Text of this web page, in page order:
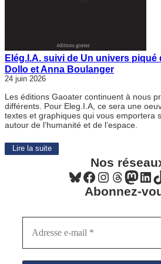
Elég.I.A. suivi de Un univers
Dollo et Anna Boulanger
24 juin 2026
Les éditions Gaoater continuent à nous
différents. Pour Eleg.I.A, ce sera une
textes et graphiques qui vous emportera
autour de l’humanité et de l’espace.
Lire la suite
Nos
Bluesky Facebook Instagram Threads Mastodon LinkedIn TikTok
Abonnez-